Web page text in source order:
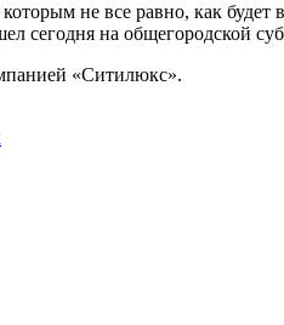
не все равно, как
сегодня на общегородской
«Ситилюкс».